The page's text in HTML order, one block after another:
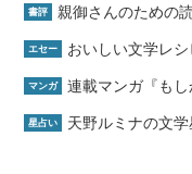
書評 親御さんのための
エセー おいしい文学レ
マンガ 連載マンガ『も
星占い 天野ルミナの文